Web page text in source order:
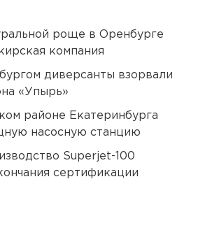
роще в Оренбурге
компания
диверсанты взорвали
«Упырь»
районе Екатеринбурга
насосную станцию
Superjet-100
сертификации